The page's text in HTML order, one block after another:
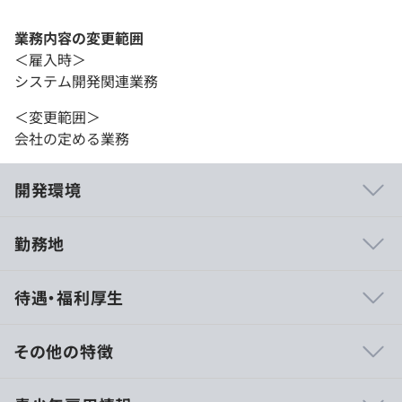
業務内容の変更範囲
＜雇入時＞
システム開発関連業務
＜変更範囲＞
会社の定める業務
開発環境
弊社はリモートワーク（週1以上出社）・フルフレックス
それぞれが最も生産性の上がる働き方を選択できることが
価値という考えのもと、この制度を導入しており、各自が
勤務地
待遇・福利厚生
その他の特徴